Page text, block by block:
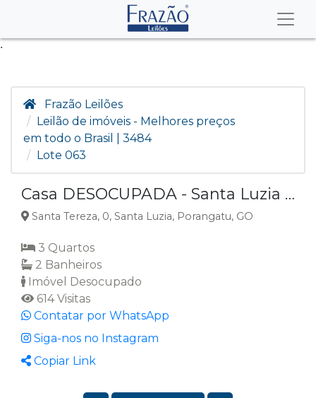
.
Frazão Leilões
Leilão de imóveis - Melhores preços
em todo o Brasil | 3484
Lote 063
Casa DESOCUPADA - Santa Luzia - Porangatu/GO
Santa Tereza, 0, Santa Luzia, Porangatu, GO
3 Quartos
2 Banheiros
Imóvel Desocupado
614 Visitas
Contatar por WhatsApp
Siga-nos no Instagram
Copiar Link